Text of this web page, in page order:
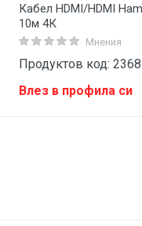
Кабел HDMI/HDMI
10м 4К
Мнения
Продуктов код:
Влез в профила си